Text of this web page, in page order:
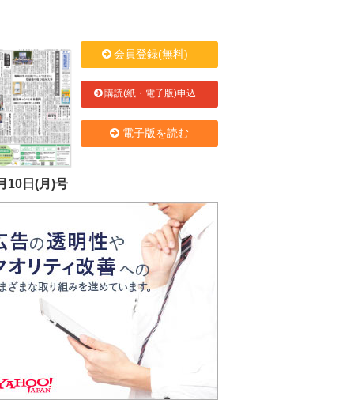
10日(月)号
会員登録(無料)
購読(紙・電子版)申込
電子版を読む